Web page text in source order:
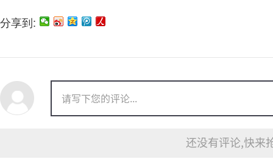
分享到:
还没有评论,快来